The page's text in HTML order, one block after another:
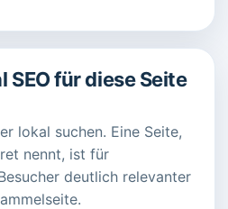
SEO für diese Seite
lokal suchen. Eine Seite,
nennt, ist für
deutlich relevanter